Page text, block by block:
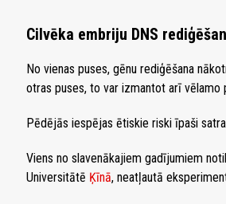
Cilvēka embriju DNS
No vienas puses, gēnu rediģēšana
otras puses, to var izmantot arī vēlamo
Pēdējās iespējas ētiskie riski īpaši
Viens no slavenākajiem gadījumiem
Universitātē Ķīnā, neatļautā